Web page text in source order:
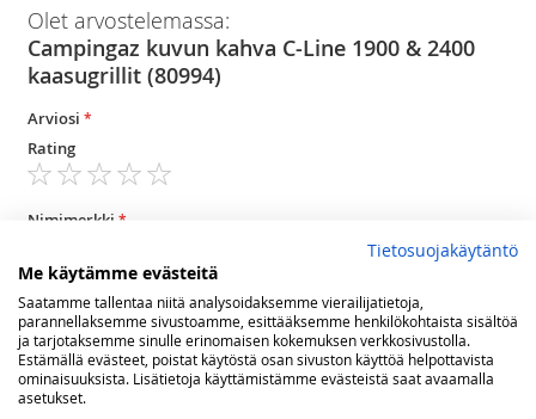
Olet arvostelemassa:
Campingaz kuvun kahva C-Line 1900 & 2400
kaasugrillit (80994)
Arviosi
Rating
star
stars
stars
stars
stars
Nimimerkki
Yhteenveto
Arvostelu
Tietosuojakäytäntö
Me käytämme evästeitä
Saatamme tallentaa niitä analysoidaksemme vierailijatietoja,
parannellaksemme sivustoamme, esittääksemme henkilökohtaista sisältöä
ja tarjotaksemme sinulle erinomaisen kokemuksen verkkosivustolla.
Estämällä evästeet, poistat käytöstä osan sivuston käyttöä helpottavista
ominaisuuksista. Lisätietoja käyttämistämme evästeistä saat avaamalla
asetukset.